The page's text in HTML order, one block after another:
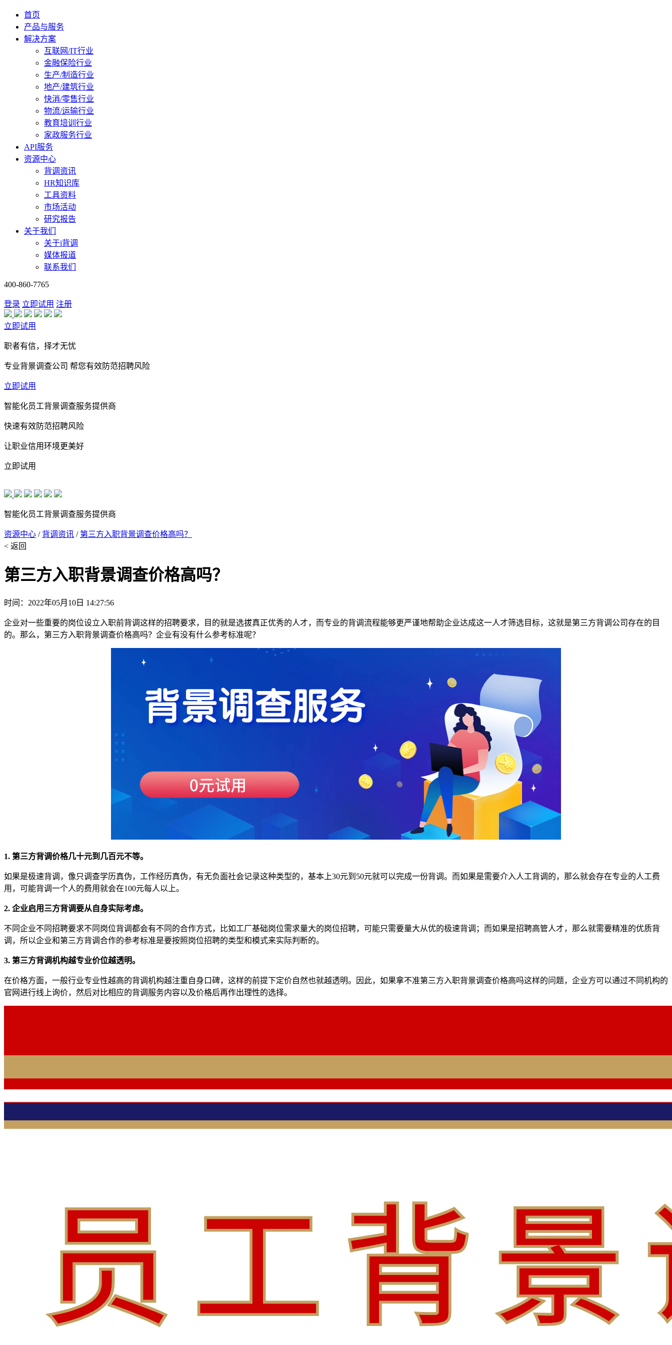
首页
产品与服务
解决方案
互联网/IT行业
金融保险行业
生产/制造行业
地产/建筑行业
快消/零售行业
物流/运输行业
教育培训行业
家政服务行业
API服务
资源中心
背调资讯
HR知识库
工具资料
市场活动
研究报告
关于我们
关于i背调
媒体报道
联系我们
400-860-7765
登录 立即试用 注册
立即试用
职者有信，择才无忧
专业背景调查公司 帮您有效防范招聘风险
立即试用
智能化员工背景调查服务提供商
快速有效防范招聘风险
让职业信用环境更美好
立即试用
智能化员工背景调查服务提供商
资源中心 / 背调资讯 / 第三方入职背景调查价格高吗？
< 返回
第三方入职背景调查价格高吗？
时间：2022年05月10日 14:27:56
企业对一些重要的岗位设立入职前背调这样的招聘要求，目的就是选拔真正优秀的人才，而专业的背调流程能够更严谨地帮助企业达成这一人才筛选目标，这就是第三方背调公司存在的目
的。那么，第三方入职背景调查价格高吗？企业有没有什么参考标准呢？
1. 第三方背调价格几十元到几百元不等。
如果是极速背调，像只调查学历真伪，工作经历真伪，有无负面社会记录这种类型的，基本上30元到50元就可以完成一份背调。而如果是需要介入人工背调的，那么就会存在专业的人工费
用，可能背调一个人的费用就会在100元每人以上。
2. 企业启用三方背调要从自身实际考虑。
不同企业不同招聘要求不同岗位背调都会有不同的合作方式，比如工厂基础岗位需求量大的岗位招聘，可能只需要量大从优的极速背调；而如果是招聘高管人才，那么就需要精准的优质背
调，所以企业和第三方背调合作的参考标准是要按照岗位招聘的类型和模式来实际判断的。
3. 第三方背调机构越专业价位越透明。
在价格方面，一般行业专业性越高的背调机构越注重自身口碑，这样的前提下定价自然也就越透明。因此，如果拿不准第三方入职背景调查价格高吗这样的问题，企业方可以通过不同机构的
官网进行线上询价，然后对比相应的背调服务内容以及价格后再作出理性的选择。